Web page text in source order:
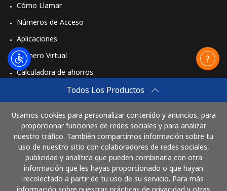
Todos Los Productos
Usamos cookies para personalizar contenido y anuncios, para
proporcionar funciones de redes sociales y para analizar
nuestro tráfico. También compartimos información sobre tu
uso de nuestro sitio con colaboradores de redes sociales,
publicidad y analítica que pueden combinarla con otra
información que les hayas proporcionado o que hayan
recolectado a partir de tu uso de su servicio. Para más
Cómo Llamar
Números de Acceso
Aplicaciones
Número Virtual
Calculadora de ahorros
Cómo funciona
Paga con